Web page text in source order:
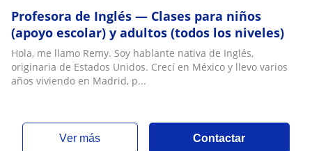
Profesora de Inglés — Clases para niños
(apoyo escolar) y adultos (todos los niveles)
Hola, me llamo Remy. Soy hablante nativa de Inglés,
originaria de Estados Unidos. Crecí en México y llevo varios
años viviendo en Madrid, p...
ver más Contactar